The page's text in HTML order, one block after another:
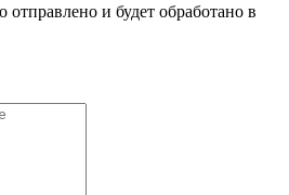
и будет обработано в